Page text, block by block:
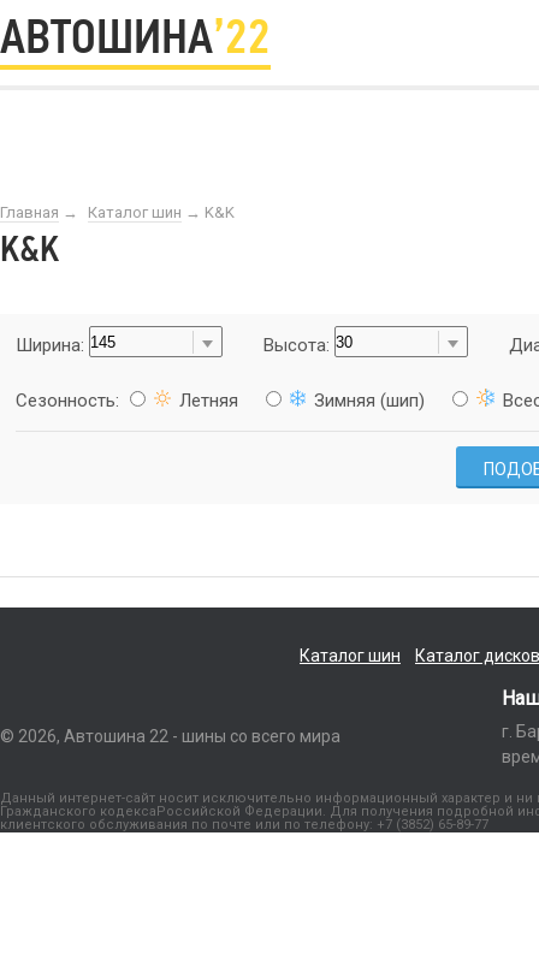
АВТОШИНА’22
Главная → Каталог шин → K&K
K&K
Ширина: Высота:
Сезонность: Летняя Зимняя (шип)
Каталог шин Каталог дисков
© 2026, Автошина 22 - шины со всего мира
г.
Данный интернет-сайт носит исключительно информационный характер и
Гражданского кодексаРоссийской Федерации. Для получения подробной
клиентского обслуживания по почте или по телефону: +7 (3852) 65-89-77